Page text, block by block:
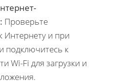
Проверьте
Интернету и при
подключитесь к
Wi-Fi для загрузки и